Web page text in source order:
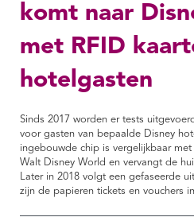
komt naar
met RFID
hotelgasten
Sinds 2017 worden er tests
voor gasten van bepaalde Disney
ingebouwde chip is vergelijkbaar
Walt Disney World en vervangt de
Later in 2018 volgt een gefaseerde
zijn de papieren tickets en vouchers